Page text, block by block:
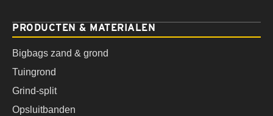
PRODUCTEN & MATERIALEN
Bigbags zand & grond
Tuingrond
Grind-split
Opsluitbanden